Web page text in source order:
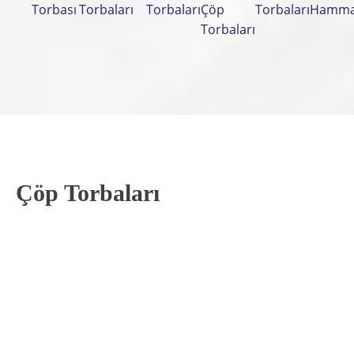
TorbasıTorbaları
TorbalarıÇöp
Torbaları
Torbaları
Çöp Torbaları